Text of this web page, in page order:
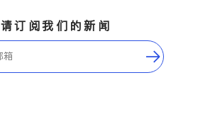
请订阅我们的新闻